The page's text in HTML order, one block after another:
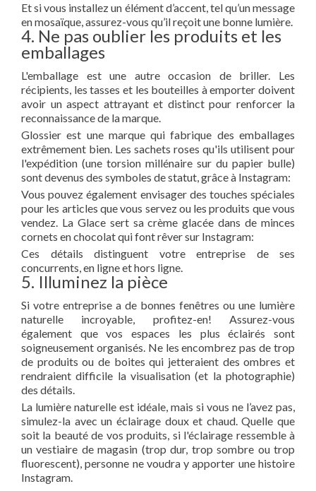
Et si vous installez un élément d’accent, tel qu’un message
en mosaïque, assurez-vous qu’il reçoit une bonne lumière.
4. Ne pas oublier les produits et les
emballages
L'emballage est une autre occasion de briller. Les
récipients, les tasses et les bouteilles à emporter doivent
avoir un aspect attrayant et distinct pour renforcer la
reconnaissance de la marque.
Glossier est une marque qui fabrique des emballages
extrêmement bien. Les sachets roses qu'ils utilisent pour
l'expédition (une torsion millénaire sur du papier bulle)
sont devenus des symboles de statut, grâce à Instagram:
Vous pouvez également envisager des touches spéciales
pour les articles que vous servez ou les produits que vous
vendez. La Glace sert sa crème glacée dans de minces
cornets en chocolat qui font rêver sur Instagram:
Ces détails distinguent votre entreprise de ses
concurrents, en ligne et hors ligne.
5. Illuminez la pièce
Si votre entreprise a de bonnes fenêtres ou une lumière
naturelle incroyable, profitez-en! Assurez-vous
également que vos espaces les plus éclairés sont
soigneusement organisés. Ne les encombrez pas de trop
de produits ou de boites qui jetteraient des ombres et
rendraient difficile la visualisation (et la photographie)
des détails.
La lumière naturelle est idéale, mais si vous ne l’avez pas,
simulez-la avec un éclairage doux et chaud. Quelle que
soit la beauté de vos produits, si l'éclairage ressemble à
un vestiaire de magasin (trop dur, trop sombre ou trop
fluorescent), personne ne voudra y apporter une histoire
Instagram.